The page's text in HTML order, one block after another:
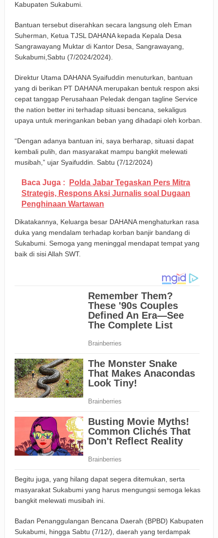
Kabupaten Sukabumi.
Bantuan tersebut diserahkan secara langsung oleh Eman
Suherman, Ketua TJSL DAHANA kepada Kepala Desa
Sangrawayang Muktar di Kantor Desa, Sangrawayang,
Sukabumi,Sabtu (7/2024/2024).
Direktur Utama DAHANA Syaifuddin menuturkan, bantuan
yang di berikan PT DAHANA merupakan bentuk respon aksi
cepat tanggap Perusahaan Peledak dengan tagline Service
the nation better ini terhadap situasi bencana, sekaligus
upaya untuk meringankan beban yang dihadapi oleh korban.
“Dengan adanya bantuan ini, saya berharap, situasi dapat
kembali pulih, dan masyarakat mampu bangkit melewati
musibah,” ujar Syaifuddin. Sabtu (7/12/2024)
Baca Juga :
Polda Jabar Tegaskan Pers Mitra
Strategis, Respons Aksi Jurnalis soal Dugaan
Penghinaan Wartawan
Dikatakannya, Keluarga besar DAHANA menghaturkan rasa
duka yang mendalam terhadap korban banjir bandang di
Sukabumi. Semoga yang meninggal mendapat tempat yang
baik di sisi Allah SWT.
Begitu juga, yang hilang dapat segera ditemukan, serta
masyarakat Sukabumi yang harus mengungsi semoga lekas
bangkit melewati musibah ini.
Badan Penanggulangan Bencana Daerah (BPBD) Kabupaten
Sukabumi, hingga Sabtu (7/12/), daerah yang terdampak